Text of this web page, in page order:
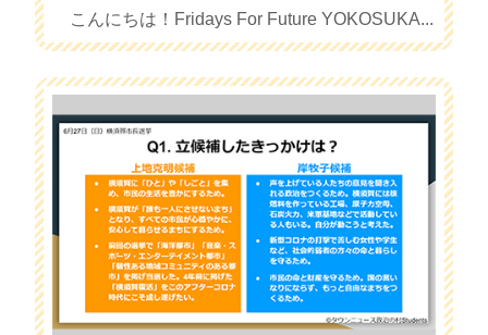
こんにちは！Fridays For Future YOKOSUKA...